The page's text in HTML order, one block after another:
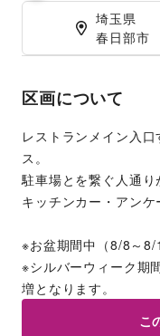
埼玉県
春日部市
区画について
レストランメイン入
ス。
駐車場とを繋ぐ人通り
キッチンカー・アンケ
※お盆期間中（8/8～8/
※シルバーウィーク期
増となります。
こ